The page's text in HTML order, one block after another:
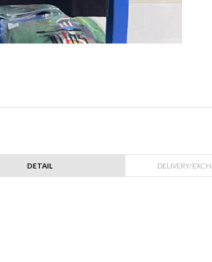
DETAIL DELIVERY/